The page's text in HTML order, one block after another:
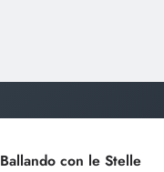
Ballando con le Stelle